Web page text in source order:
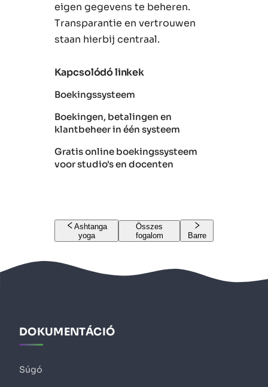
eigen gegevens te beheren.
Transparantie en vertrouwen
staan hierbij centraal.
Kapcsolódó linkek
Boekingssysteem
Boekingen, betalingen en
klantbeheer in één systeem
Gratis online boekingssysteem
voor studio's en docenten
Ashtanga
yoga
Összes
fogalom
Barre
DOKUMENTÁCIÓ
Súgó